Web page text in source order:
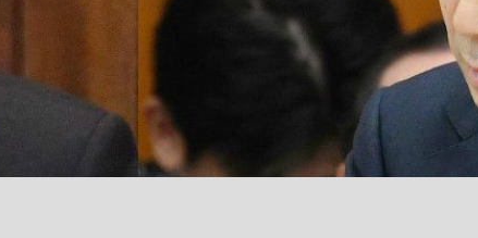
に... 「最悪の空気のまま解散」WBC日本代表“敗
観る将棋、読む将棋